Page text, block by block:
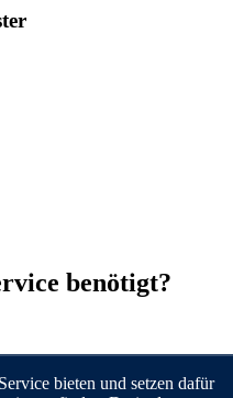
benötigt?
bieten und setzen dafür